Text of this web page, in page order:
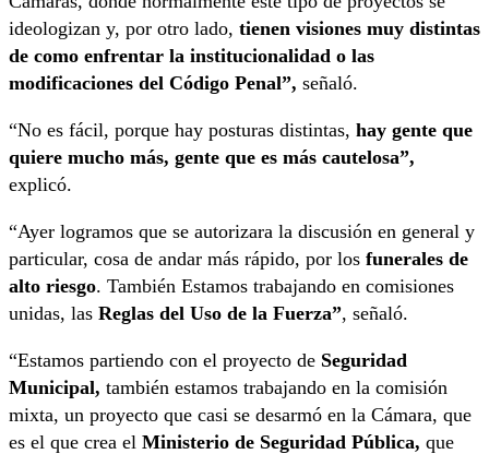
ideologizan y, por otro lado, tienen visiones muy distintas
de como enfrentar la institucionalidad o las
modificaciones del Código Penal”, señaló.
“No es fácil, porque hay posturas distintas, hay gente que
quiere mucho más, gente que es más cautelosa”,
explicó.
“Ayer logramos que se autorizara la discusión en general y
particular, cosa de andar más rápido, por los funerales de
alto riesgo. También Estamos trabajando en comisiones
unidas, las Reglas del Uso de la Fuerza”, señaló.
“Estamos partiendo con el proyecto de Seguridad
Municipal, también estamos trabajando en la comisión
mixta, un proyecto que casi se desarmó en la Cámara, que
es el que crea el Ministerio de Seguridad Pública, que